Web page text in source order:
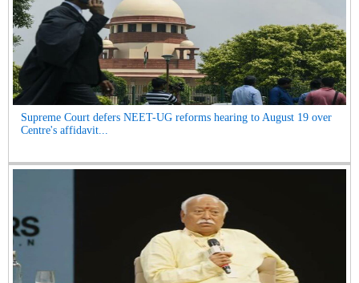
Supreme Court defers NEET-UG reforms hearing to August 19 over
Centre's affidavit...